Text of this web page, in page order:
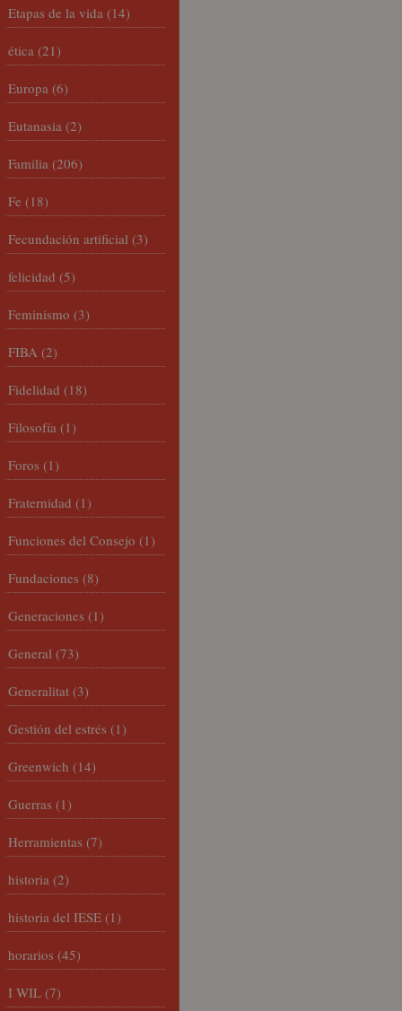
Etapas de la vida (14)
ética (21)
Europa (6)
Eutanasia (2)
Familia (206)
Fe (18)
Fecundación artificial (3)
felicidad (5)
Feminismo (3)
FIBA (2)
Fidelidad (18)
Filosofía (1)
Foros (1)
Fraternidad (1)
Funciones del Consejo (1)
Fundaciones (8)
Generaciones (1)
General (73)
Generalitat (3)
Gestión del estrés (1)
Greenwich (14)
Guerras (1)
Herramientas (7)
historia (2)
historia del IESE (1)
horarios (45)
I WIL (7)